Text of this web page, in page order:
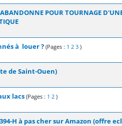
ABANDONNE POUR TOURNAGE
45
à louer ? (Pages : 1 2 3 )
5
de Saint-Ouen)
5
lacs (Pages : 1 2 )
5
H à pas cher sur Amazon (offre
5